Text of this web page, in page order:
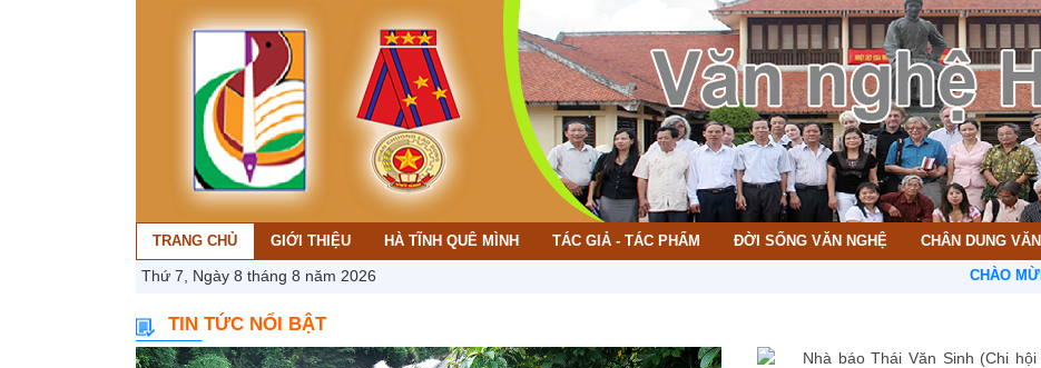
TRANG CHỦ GIỚI THIỆU HÀ TĨNH QUÊ MÌNH TÁC GIẢ - TÁC PHẨM ĐỜI SỐNG VĂN NGHỆ CHÂN DUNG
Thứ 7, Ngày 8 tháng 8 năm 2026 CHÀO MỪNG
TIN TỨC NỔI BẬT
Nhà báo Thái Văn Sinh (Chi hội